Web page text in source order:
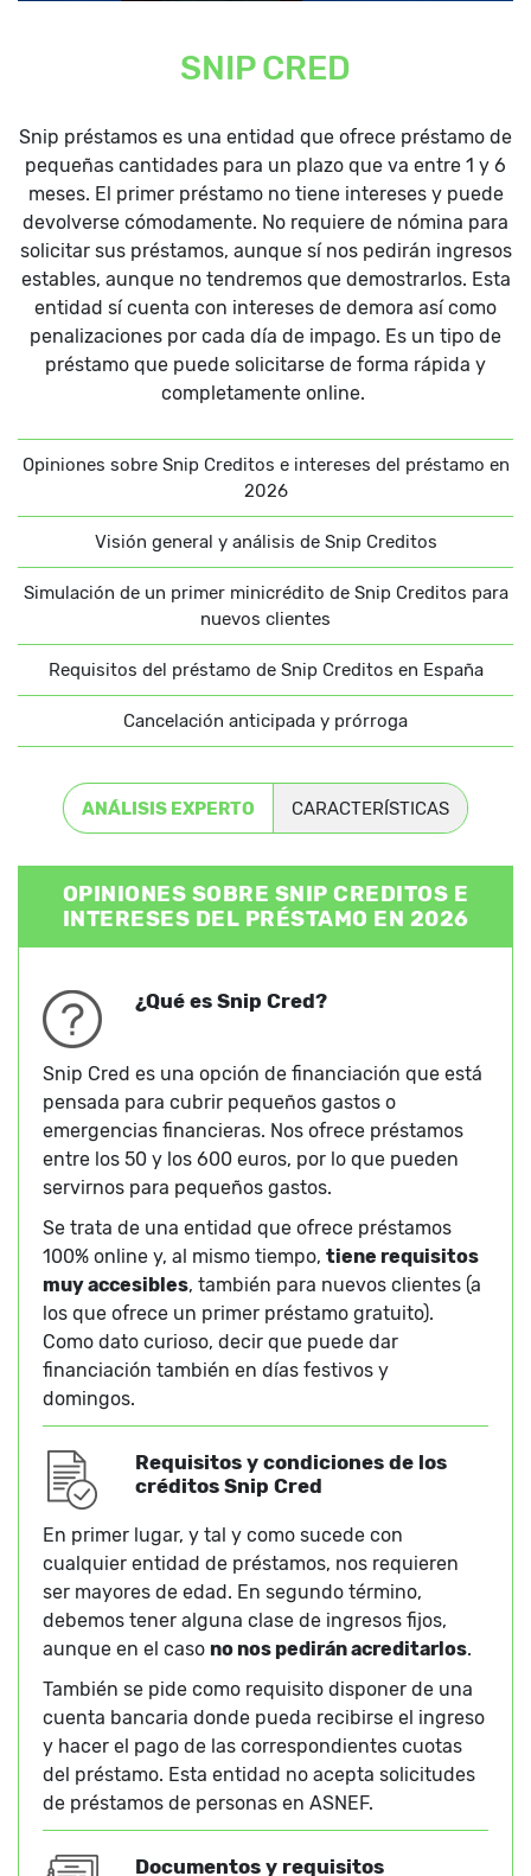
SNIP CRED
Snip préstamos es una entidad que ofrece préstamo de
pequeñas cantidades para un plazo que va entre 1 y 6
meses. El primer préstamo no tiene intereses y puede
devolverse cómodamente. No requiere de nómina para
solicitar sus préstamos, aunque sí nos pedirán ingresos
estables, aunque no tendremos que demostrarlos. Esta
entidad sí cuenta con intereses de demora así como
penalizaciones por cada día de impago. Es un tipo de
préstamo que puede solicitarse de forma rápida y
completamente online.
Opiniones sobre Snip Creditos e intereses del préstamo en
2026
Visión general y análisis de Snip Creditos
Simulación de un primer minicrédito de Snip Creditos para
nuevos clientes
Requisitos del préstamo de Snip Creditos en España
Cancelación anticipada y prórroga
ANÁLISIS EXPERTO CARACTERÍSTICAS
OPINIONES SOBRE SNIP CREDITOS E
INTERESES DEL PRÉSTAMO EN 2026
¿Qué es Snip Cred?
Snip Cred es una opción de financiación que está
pensada para cubrir pequeños gastos o
emergencias financieras. Nos ofrece préstamos
entre los 50 y los 600 euros, por lo que pueden
servirnos para pequeños gastos.
Se trata de una entidad que ofrece préstamos
100% online y, al mismo tiempo, tiene requisitos
muy accesibles, también para nuevos clientes (a
los que ofrece un primer préstamo gratuito).
Como dato curioso, decir que puede dar
financiación también en días festivos y
domingos.
Requisitos y condiciones de los
créditos Snip Cred
En primer lugar, y tal y como sucede con
cualquier entidad de préstamos, nos requieren
ser mayores de edad. En segundo término,
debemos tener alguna clase de ingresos fijos,
aunque en el caso no nos pedirán acreditarlos.
También se pide como requisito disponer de una
cuenta bancaria donde pueda recibirse el ingreso
y hacer el pago de las correspondientes cuotas
del préstamo. Esta entidad no acepta solicitudes
de préstamos de personas en ASNEF.
Documentos y requisitos